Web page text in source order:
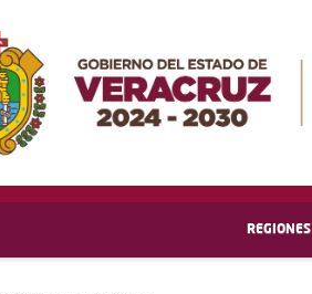
REGIONES